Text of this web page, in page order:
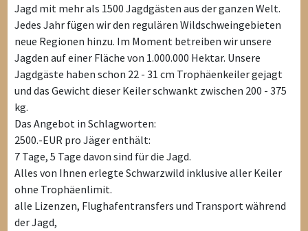
Jagd mit mehr als 1500 Jagdgästen aus der ganzen Welt.
Jedes Jahr fügen wir den regulären Wildschweingebieten
neue Regionen hinzu. Im Moment betreiben wir unsere
Jagden auf einer Fläche von 1.000.000 Hektar. Unsere
Jagdgäste haben schon 22 - 31 cm Trophäenkeiler gejagt
und das Gewicht dieser Keiler schwankt zwischen 200 - 375
kg.
Das Angebot in Schlagworten:
2500.-EUR pro Jäger enthält:
7 Tage, 5 Tage davon sind für die Jagd.
Alles von Ihnen erlegte Schwarzwild inklusive aller Keiler
ohne Trophäenlimit.
alle Lizenzen, Flughafentransfers und Transport während
der Jagd,